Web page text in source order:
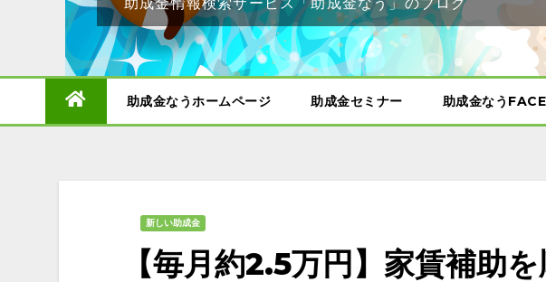
助成金情報検索サービス「助成金なう」のブログ
助成金なうホームページ 助成金セミナー 助成金なう
新しい助成金
【毎月約2.5万円】家賃補助